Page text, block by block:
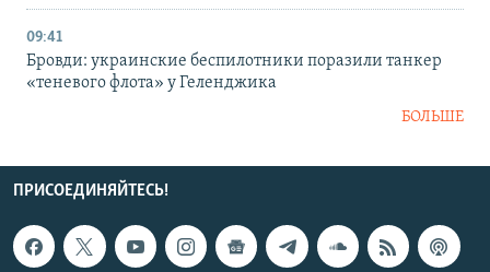
09:41
Бровди: украинские беспилотники поразили танкер
«теневого флота» у Геленджика
БОЛЬШЕ
ПРИСОЕДИНЯЙТЕСЬ!